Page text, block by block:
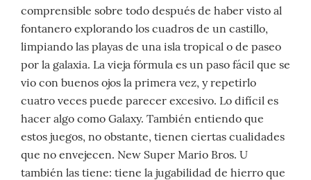
comprensible sobre todo después de haber visto al
fontanero explorando los cuadros de un castillo,
limpiando las playas de una isla tropical o de paseo
por la galaxia. La vieja fórmula es un paso fácil que se
vio con buenos ojos la primera vez, y repetirlo
cuatro veces puede parecer excesivo. Lo difícil es
hacer algo como Galaxy. También entiendo que
estos juegos, no obstante, tienen ciertas cualidades
que no envejecen. New Super Mario Bros. U
también las tiene: tiene la jugabilidad de hierro que